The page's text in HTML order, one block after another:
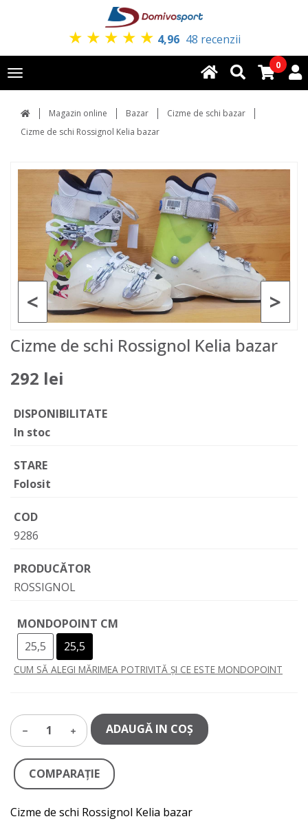
★ ★ ★ ★ ★ 4,96 48 recenzii
Toggle
navigation
0
Magazin online Bazar
Cizme de schi bazar
Cizme de schi Rossignol Kelia bazar
>
<
Cizme de schi Rossignol Kelia bazar
292 lei
DISPONIBILITATE
In stoc
STARE
Folosit
COD
9286
PRODUCĂTOR
ROSSIGNOL
MONDOPOINT CM
25,5
25,5
CUM SĂ ALEGI MĂRIMEA POTRIVITĂ ȘI CE ESTE MONDOPOINT
1 ADAUGĂ IN COŞ
COMPARAŢIE
Cizme de schi Rossignol Kelia bazar